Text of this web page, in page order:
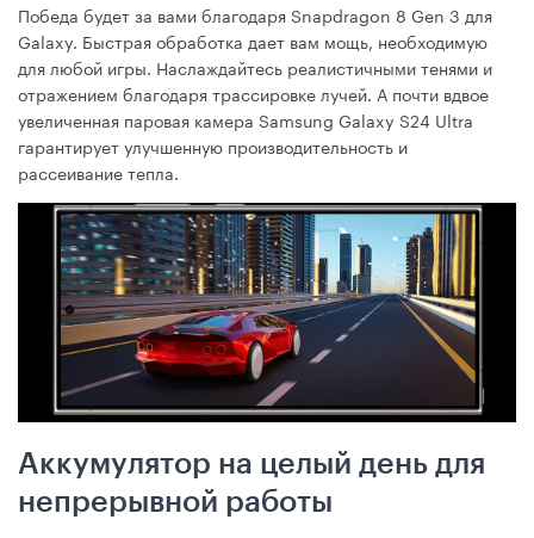
Победа будет за вами благодаря Snapdragon 8 Gen 3 для
Galaxy. Быстрая обработка дает вам мощь, необходимую
для любой игры. Наслаждайтесь реалистичными тенями и
отражением благодаря трассировке лучей. А почти вдвое
увеличенная паровая камера Samsung Galaxy S24 Ultra
гарантирует улучшенную производительность и
рассеивание тепла.
Аккумулятор на целый день для
непрерывной работы